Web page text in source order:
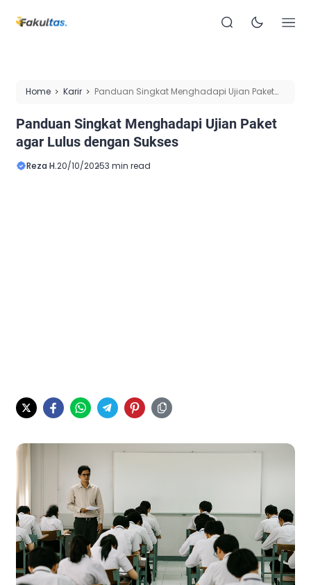
Home Karir
Panduan Singkat Menghadapi Ujian Paket
Panduan Singkat Menghadapi Ujian Paket
agar Lulus dengan Sukses
Reza H.20/10/20253 min read